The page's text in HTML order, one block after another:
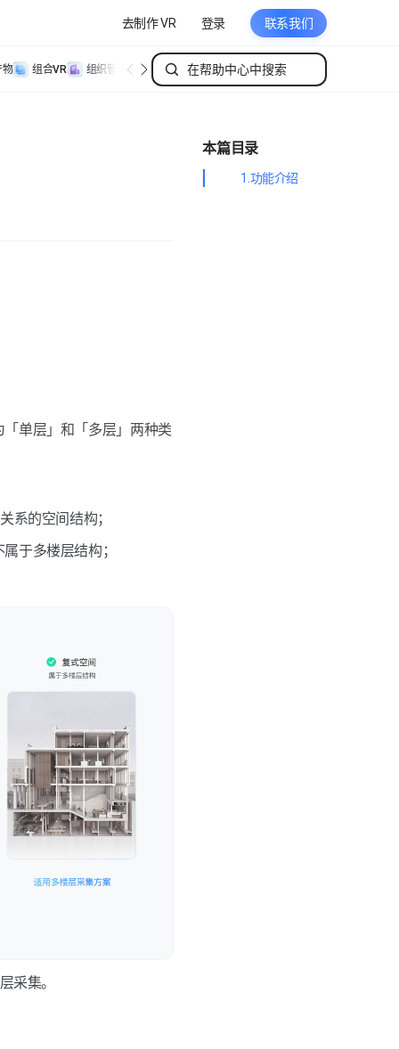
去制作 VR 登录 联系我们
物 组合VR 组织管理 个人管理
单层」和「多层」两种类
系的空间结构；
于多楼层结构；
采集。
本篇目录
1.功能介绍